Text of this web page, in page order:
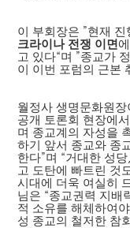
이 부회장은 ”현재 진
크라이나 전쟁 이면
고 있다“며 ”종교가
이 이번 포럼의 근본
월정사 생명문화원
공개 토론회 현장에
며 종교계의 자성을
하기 앞서 종교와 종
한다”며 “거대한 성당
고 도탄에 빠트린 것
시대에 더욱 여실히
님은 “종교권력 지배
적 소유를 해체하여
성 종교의 철저한 참